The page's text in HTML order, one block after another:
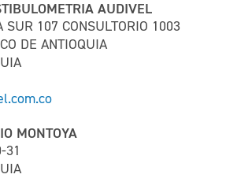
AUDIVEL
SUR 107 CONSULTORIO 1003
DE ANTIOQUIA
MONTOYA
31